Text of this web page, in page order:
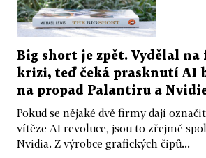
Big short je zpět. Vydělal na
krizi, teď čeká prasknutí AI
na propad Palantiru a
Pokud se nějaké dvě firmy dají
vítěze AI revoluce, jsou to zřejmě
Nvidia. Z výrobce grafických čipů...